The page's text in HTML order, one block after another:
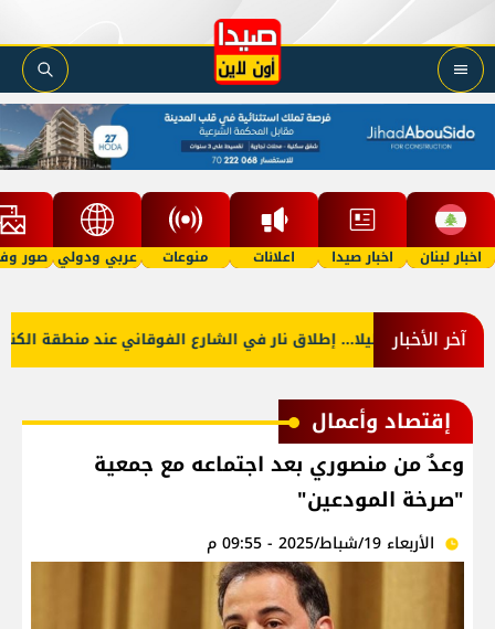
اخبار لبنان اخبار صيدا اعلانات منوعات عربي ودولي صور
آخر الأخبارليلا... إطلاق نار في الشارع الفوقاني عند منطقة
إقتصاد وأعمال
وعدٌ من منصوري بعد اجتماعه مع جمعية
"صرخة المودعين"
الأربعاء 19/شباط/2025 - 09:55 م